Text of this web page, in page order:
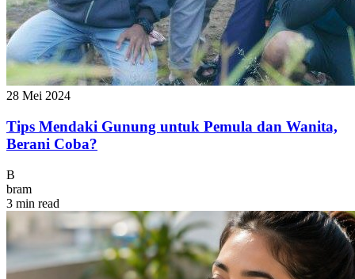
28 Mei 2024
Tips Mendaki Gunung untuk Pemula dan Wanita,
Berani Coba?
B
bram
3 min read